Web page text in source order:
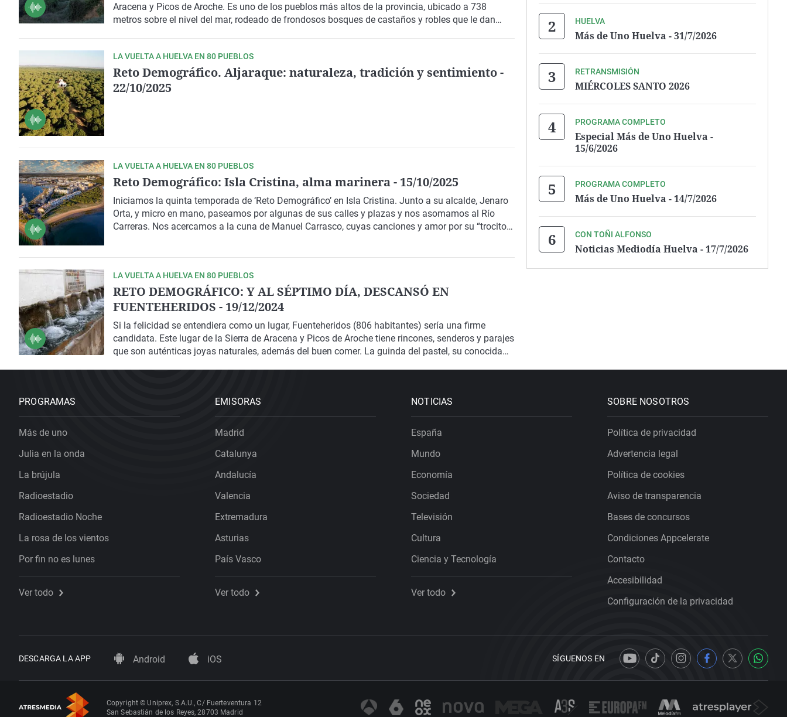
Aracena y Picos de Aroche. Es uno de los pueblos más altos de la provincia, ubicado a 738
metros sobre el nivel del mar, rodeado de frondosos bosques de castaños y robles que le dan
LA VUELTA A HUELVA EN 80 PUEBLOS
Reto Demográfico. Aljaraque: naturaleza, tradición y sentimiento -
22/10/2025
LA VUELTA A HUELVA EN 80 PUEBLOS
Reto Demográfico: Isla Cristina, alma marinera - 15/10/2025
Iniciamos la quinta temporada de ‘Reto Demográfico’ en Isla Cristina. Junto a su alcalde, Jenaro
Orta, y micro en mano, paseamos por algunas de sus calles y plazas y nos asomamos al Río
Carreras. Nos acercamos a la cuna de Manuel Carrasco, cuyas canciones y amor por su “trocito
LA VUELTA A HUELVA EN 80 PUEBLOS
RETO DEMOGRÁFICO: Y AL SÉPTIMO DÍA, DESCANSÓ EN
FUENTEHERIDOS - 19/12/2024
Si la felicidad se entendiera como un lugar, Fuenteheridos (806 habitantes) sería una firme
candidata. Este lugar de la Sierra de Aracena y Picos de Aroche tiene rincones, senderos y parajes
que son auténticas joyas naturales, además del buen comer. La guinda del pastel, su conocida
HUELVA
Más de Uno Huelva - 31/7/2026
RETRANSMISIÓN
MIÉRCOLES SANTO 2026
PROGRAMA COMPLETO
Especial Más de Uno Huelva -
15/6/2026
PROGRAMA COMPLETO
Más de Uno Huelva - 14/7/2026
CON TOÑI ALFONSO
Noticias Mediodía Huelva - 17/7/2026
PROGRAMAS
Más de uno
Julia en la onda
La brújula
Radioestadio
Radioestadio Noche
La rosa de los vientos
Por fin no es lunes
Ver todo
EMISORAS
Madrid
Catalunya
Andalucía
Valencia
Extremadura
Asturias
País Vasco
Ver todo
NOTICIAS
España
Mundo
Economía
Sociedad
Televisión
Cultura
Ciencia y Tecnología
Ver todo
SOBRE NOSOTROS
Política de privacidad
Advertencia legal
Política de cookies
Aviso de transparencia
Bases de concursos
Condiciones Appcelerate
Contacto
Accesibilidad
Configuración de la privacidad
DESCARGA LA APP Android iOS SÍGUENOS EN
Copyright © Uniprex, S.A.U., C/ Fuerteventura 12
San Sebastián de los Reyes, 28703 Madrid